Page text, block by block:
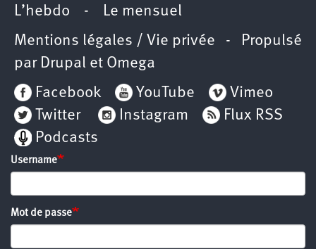
L’hebdo - Le mensuel
Mentions légales / Vie privée - Propulsé
par Drupal et Omega
Facebook
YouTube
Vimeo
Twitter
Instagram
Flux RSS
Podcasts
Username
Mot de passe